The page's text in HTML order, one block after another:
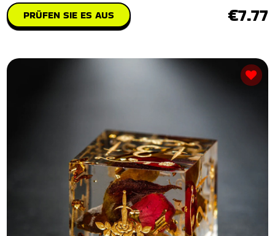
PRÜFEN SIE ES AUS €7.77